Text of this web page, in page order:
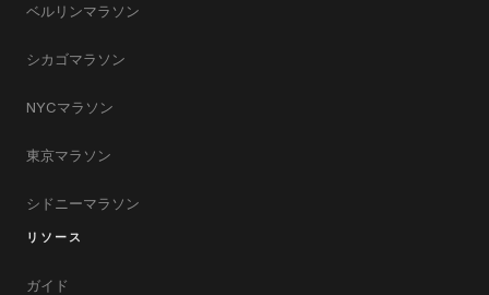
ベルリンマラソン
シカゴマラソン
NYCマラソン
東京マラソン
シドニーマラソン
リソース
ガイド